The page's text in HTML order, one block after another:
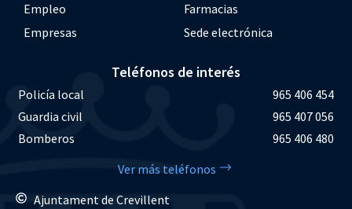
Empleo
Farmacias
Empresas
Sede electrónica
Teléfonos de interés
Policía local
965 406 454
Guardia civil
965 407 056
Bomberos
965 406 480
Ver más teléfonos
Ajuntament de Crevillent